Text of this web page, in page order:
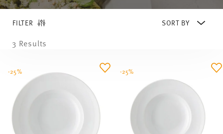
FILTER
3 Results
-25% -25%